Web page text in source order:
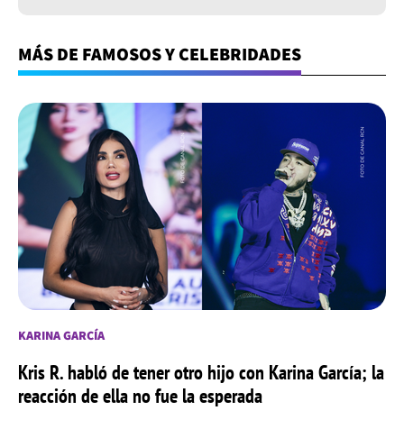
MÁS DE FAMOSOS Y CELEBRIDADES
KARINA GARCÍA
Kris R. habló de tener otro hijo con Karina García; la
reacción de ella no fue la esperada